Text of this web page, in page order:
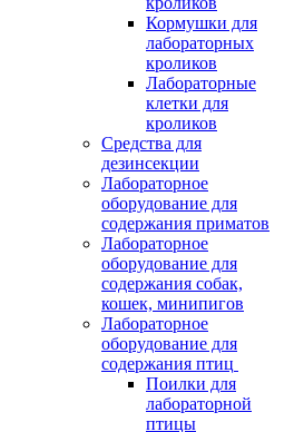
Кормушки для
лабораторных
кроликов
Лабораторные
клетки для
кроликов
Средства для
дезинсекции
Лабораторное
оборудование для
содержания приматов
Лабораторное
оборудование для
содержания собак,
кошек, минипигов
Лабораторное
оборудование для
содержания птиц
Поилки для
лабораторной
птицы